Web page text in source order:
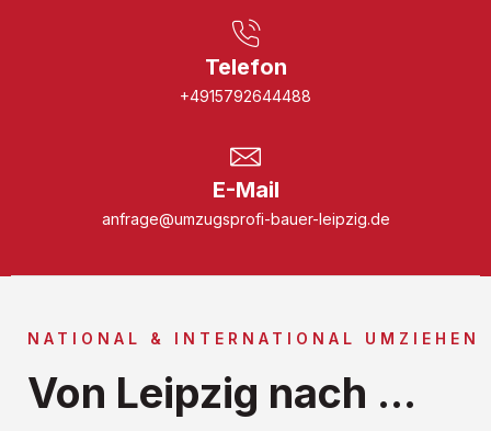
Telefon
+4915792644488
E-Mail
anfrage@umzugsprofi-bauer-leipzig.de
NATIONAL & INTERNATIONAL UMZIEHEN
Von Leipzig nach ...